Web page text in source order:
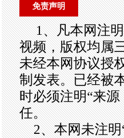
免责声明
1、凡本网注
视频，版权均属
未经本网协议授
制发表。已经被
时必须注明“来
任。
2、本网未注明“